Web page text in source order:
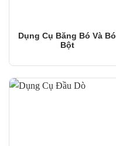
Dụng Cụ Băng Bó Và Bó
Bột